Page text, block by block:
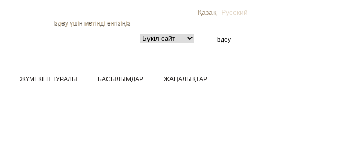
Қазақ Русский
Іздеу үшін мәтінді енгізіңіз
ЖҰМЕКЕН ТУРАЛЫ БАСЫЛЫМДАР ЖАҢАЛЫҚТАР